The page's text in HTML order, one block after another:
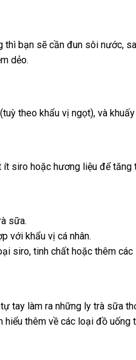
bạn sẽ cần đun sôi nước,
dẻo.
theo khẩu vị ngọt), và
siro hoặc hương liệu để
sữa.
với khẩu vị cá nhân.
siro, tinh chất hoặc thêm
tay làm ra những ly trà sữa
hiểu thêm về các loại đồ uống